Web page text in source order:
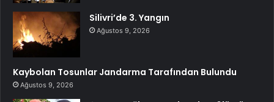
Silivri’de 3. Yangın
Ağustos 9, 2026
Kaybolan Tosunlar Jandarma Tarafından Bulundu
Ağustos 9, 2026